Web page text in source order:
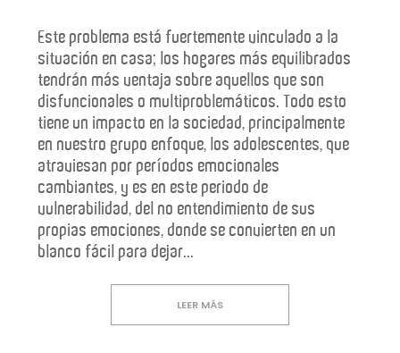
Este problema está fuertemente vinculado a la
situación en casa; los hogares más equilibrados
tendrán más ventaja sobre aquellos que son
disfuncionales o multiproblemáticos. Todo esto
tiene un impacto en la sociedad, principalmente
en nuestro grupo enfoque, los adolescentes, que
atraviesan por períodos emocionales
cambiantes, y es en este periodo de
vulnerabilidad, del no entendimiento de sus
propias emociones, donde se convierten en un
blanco fácil para dejar...
LEER MÁS